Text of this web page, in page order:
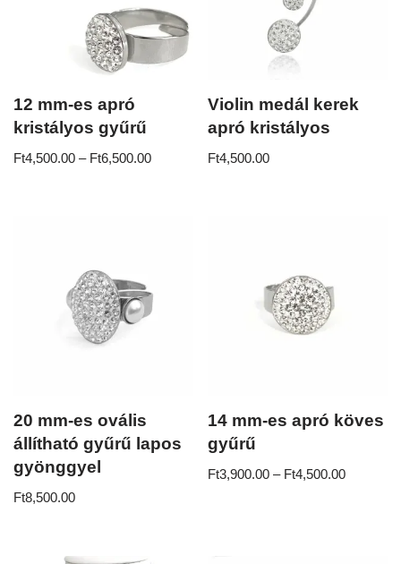
12 mm-es apró
kristályos gyűrű
Ft4,500.00 – Ft6,500.00
Violin medál kerek
apró kristályos
Ft4,500.00
20 mm-es ovális
állítható gyűrű lapos
gyönggyel
Ft8,500.00
14 mm-es apró köves
gyűrű
Ft3,900.00 – Ft4,500.00